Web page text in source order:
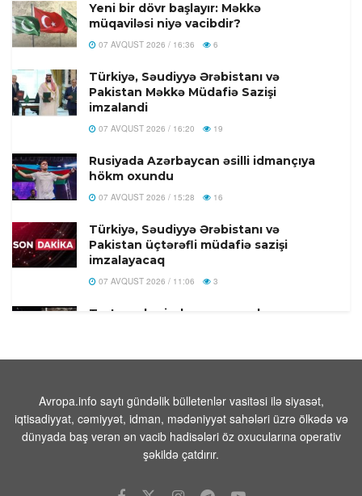
Yeni bir dövr başlayır: Məkkə
müqaviləsi niyə vacibdir?
07 AVQUST 2026 / 16:36 6
Türkiyə, Səudiyyə Ərəbistanı və
Pakistan Məkkə Müdafiə Sazişi
imzalandi
07 AVQUST 2026 / 16:20 19
Rusiyada Azərbaycan əsilli idmançıya
hökm oxundu
07 AVQUST 2026 / 15:28 16
Türkiyə, Səudiyyə Ərəbistanı və
Pakistan üçtərəfli müdafiə sazişi
imzalayacaq
07 AVQUST 2026 / 11:06 3
Tərtər şəhərində ər və arvadın yanaraq
Beyləqanda 18 yaşlı gənc kanalda
bataraq ölüb
07 AVQUST 2026 / 10:04 14
Avropa.info saytı gündəlik bülletenlər vasitəsi ilə siyasət,
iqtisadiyyat, cəmiyyət, idman, mədəniyyət sahələri üzrə ölkədə və
dünyada baş verən ən vacib hadisələri öz oxucularına operativ
şəkildə çatdırır.